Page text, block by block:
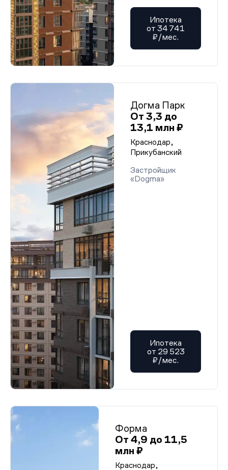
Ипотека
от 34 741
₽/мес.
Догма Парк
От 3,3 до
13,1 млн ₽
Краснодар,
Прикубанский
Застройщик
«Dogma»
Ипотека
от 29 523
₽/мес.
Форма
От 4,9 до 11,5
млн ₽
Краснодар,